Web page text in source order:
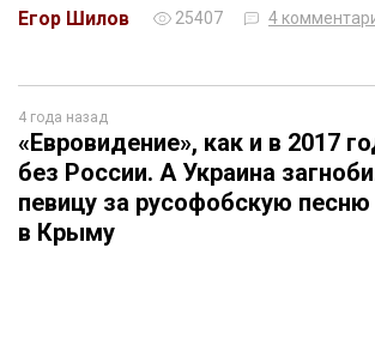
Егор Шилов
25407 4
4 года назад
«Евровидение», как и в 2017
без России. А Украина
певицу за русофобскую
в Крыму